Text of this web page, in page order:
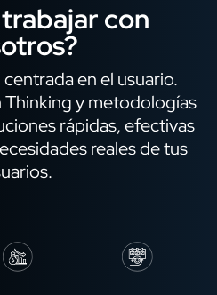
con
en el usuario.
y metodologías
rápidas, efectivas
reales de tus